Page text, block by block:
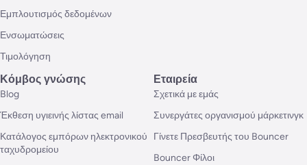
Εμπλουτισμός δεδομένων
Ενσωματώσεις
Τιμολόγηση
Κόμβος γνώσης
Blog
Έκθεση υγιεινής λίστας email
Κατάλογος εμπόρων ηλεκτρονικού
ταχυδρομείου
Εταιρεία
Σχετικά με εμάς
Συνεργάτες οργανισμού μάρκετινγκ
Γίνετε Πρεσβευτής του Bouncer
Bouncer Φίλοι